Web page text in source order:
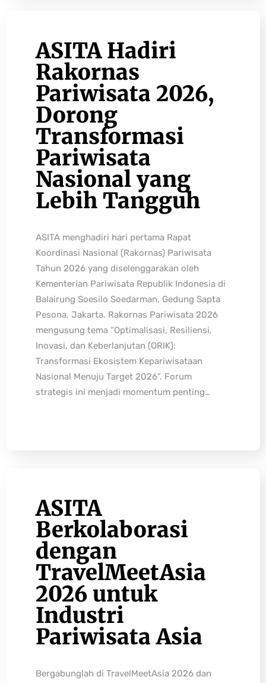
ASITA Hadiri
Rakornas
Pariwisata 2026,
Dorong
Transformasi
Pariwisata
Nasional yang
Lebih Tangguh
ASITA menghadiri hari pertama Rapat
Koordinasi Nasional (Rakornas) Pariwisata
Tahun 2026 yang diselenggarakan oleh
Kementerian Pariwisata Republik Indonesia di
Balairung Soesilo Soedarman, Gedung Sapta
Pesona, Jakarta. Rakornas Pariwisata 2026
mengusung tema “Optimalisasi, Resiliensi,
Inovasi, dan Keberlanjutan (ORIK):
Transformasi Ekosistem Kepariwisataan
Nasional Menuju Target 2026”. Forum
strategis ini menjadi momentum penting…
ASITA
Berkolaborasi
dengan
TravelMeetAsia
2026 untuk
Industri
Pariwisata Asia
Bergabunglah di TravelMeetAsia 2026 dan